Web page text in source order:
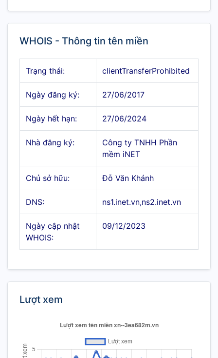
WHOIS - Thông tin tên miền
Trạng thái: clientTransferProhibited
Ngày đăng ký: 27/06/2017
Ngày hết hạn: 27/06/2024
Nhà đăng ký:
Công ty TNHH Phần
mềm iNET
Chủ sở hữu: Đỗ Văn Khánh
DNS: ns1.inet.vn,ns2.inet.vn
Ngày cập nhật
WHOIS:
09/12/2023
Lượt xem